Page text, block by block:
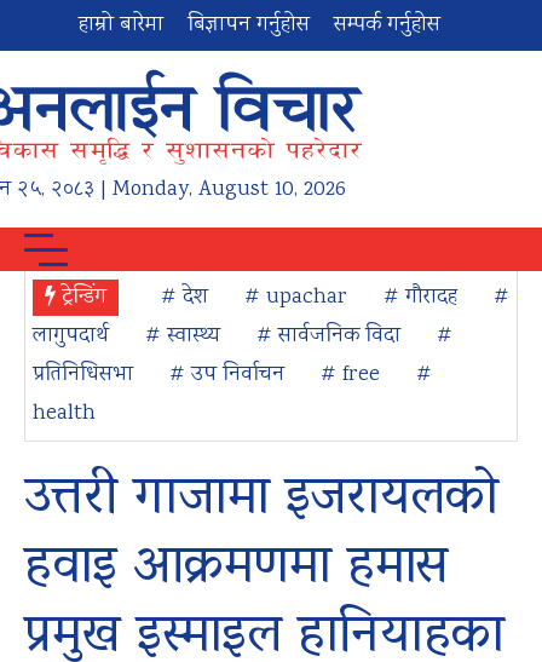
हाम्रो बारेमा बिज्ञापन गर्नुहोस सम्पर्क गर्नुहोस
२५, २०८३ | Monday, August 10, 2026
ट्रेन्डिंग # देश # upachar # गौरादह
#
लागुपदार्थ
# स्वास्थ्य # सार्वजनिक विदा
#
प्रतिनिधिसभा
# उप निर्वाचन # free
#
health
उत्तरी गाजामा इजरायलको
हवाइ आक्रमणमा हमास
प्रमुख इस्माइल हानियाहका